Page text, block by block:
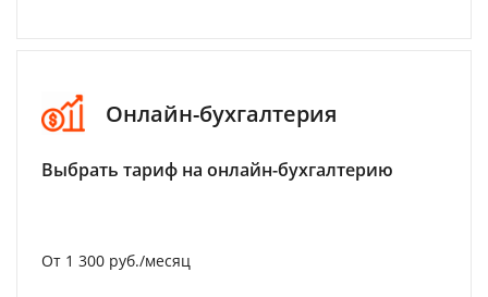
Онлайн-бухгалтерия
Выбрать тариф на онлайн-бухгалтерию
От 1 300 руб./месяц